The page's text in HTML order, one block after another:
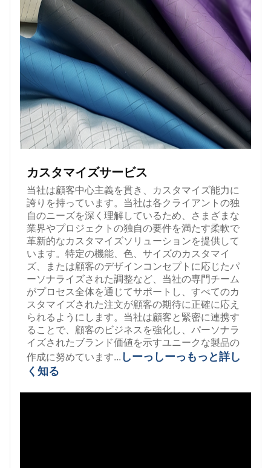
カスタマイズサービス
当社は顧客中心主義を貫き、カスタマイズ能力に
誇りを持っています。当社は各クライアントの独
自のニーズを深く理解しているため、さまざまな
業界やプロジェクトの独自の要件を満たす柔軟で
革新的なカスタマイズソリューションを提供して
います。特定の機能、色、サイズのカスタマイ
ズ、または顧客のデザインコンセプトに応じたパ
ーソナライズされた調整など、当社の専門チーム
がプロセス全体を通じてサポートし、すべてのカ
スタマイズされた注文が顧客の期待に正確に応え
られるようにします。当社は顧客と緊密に連携す
ることで、顧客のビジネスを強化し、パーソナラ
イズされたブランド価値を示すユニークな製品の
作成に努めています... しーっしーっ もっと詳し
く知る